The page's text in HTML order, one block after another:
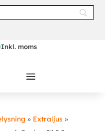
Inkl. moms
» Extraljus »